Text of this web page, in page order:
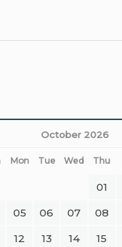
October 2026
Mon Tue Wed Thu
01
05 06 07 08
12 13 14 15